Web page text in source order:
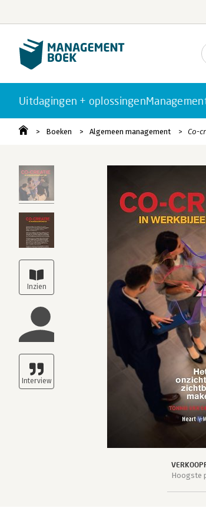
Uitdagingen + oplossingen
Boeken Algemeen management Co-
Hoogste